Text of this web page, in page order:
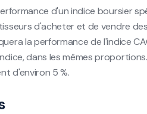
d'un indice boursier
d'acheter et de vendre
la performance de l'indice
dans les mêmes
d'environ 5 %.